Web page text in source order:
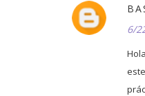
6/